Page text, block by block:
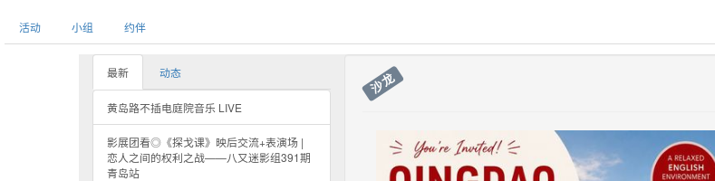
活动 小组 约伴
最新 动态
黄岛路不插电庭院音乐 LIVE
影展团看◎《探戈课》映后交流+表演场 |
恋人之间的权利之战——八又迷影组391期
青岛站
沙龙